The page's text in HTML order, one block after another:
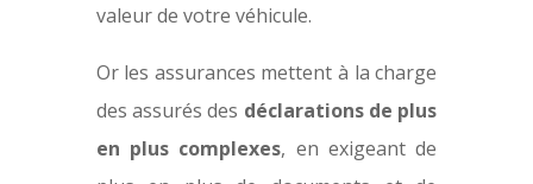
valeur de votre véhicule.
Or les assurances mettent à la charge
des assurés des déclarations de plus
en plus complexes, en exigeant de